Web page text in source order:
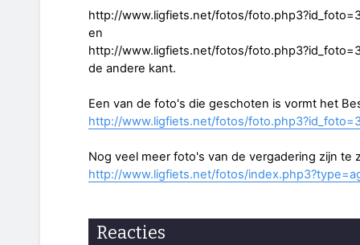
http://www.ligfiets.net/fotos/
en
http://www.ligfiets.net/fotos/
de andere kant.
Een van de foto's die geschoten is vormt het
http://www.ligfiets.net/fotos/
Nog veel meer foto's van de vergadering zijn te
http://www.ligfiets.net/fotos/
Reacties